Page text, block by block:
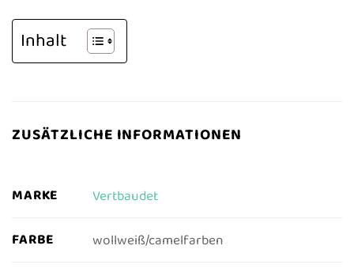
Inhalt
ZUSÄTZLICHE INFORMATIONEN
MARKE Vertbaudet
FARBE wollweiß/camelfarben